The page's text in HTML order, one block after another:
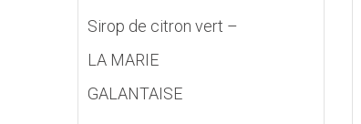
Sirop de citron vert –
LA MARIE
GALANTAISE